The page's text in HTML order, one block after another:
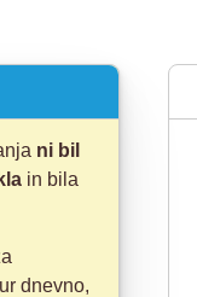
ni bil
in bila
dnevno,